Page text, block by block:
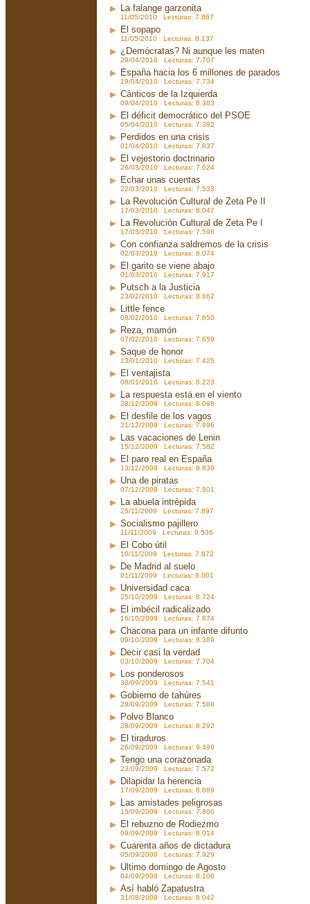
La falange garzonita
11/05/2010 Lecturas: 7.867
El sopapo
11/05/2010 Lecturas: 8.137
¿Demócratas? Ni aunque les maten
29/04/2010 Lecturas: 7.707
España hacia los 6 millones de parados
19/04/2010 Lecturas: 7.734
Cánticos de la Izquierda
09/04/2010 Lecturas: 8.383
El déficit democrático del PSOE
05/04/2010 Lecturas: 7.382
Perdidos en una crisis
01/04/2010 Lecturas: 7.837
El vejestorio doctrinario
26/03/2010 Lecturas: 7.624
Echar unas cuentas
22/03/2010 Lecturas: 7.533
La Revolución Cultural de Zeta Pe II
17/03/2010 Lecturas: 8.047
La Revolución Cultural de Zeta Pe I
17/03/2010 Lecturas: 7.598
Con confianza saldremos de la crisis
02/03/2010 Lecturas: 8.074
El garito se viene abajo
01/03/2010 Lecturas: 7.917
Putsch a la Justicia
23/02/2010 Lecturas: 8.862
Little fence
08/02/2010 Lecturas: 7.650
Reza, mamón
07/02/2010 Lecturas: 7.659
Saque de honor
13/01/2010 Lecturas: 7.425
El ventajista
08/01/2010 Lecturas: 8.223
La respuesta está en el viento
28/12/2009 Lecturas: 8.098
El desfile de los vagos
21/12/2009 Lecturas: 7.996
Las vacaciones de Lenin
15/12/2009 Lecturas: 7.582
El paro real en España
13/12/2009 Lecturas: 9.839
Una de piratas
07/12/2009 Lecturas: 7.801
La abuela intrépida
25/11/2009 Lecturas: 7.897
Socialismo pajillero
11/11/2009 Lecturas: 9.536
El Cobo útil
10/11/2009 Lecturas: 7.672
De Madrid al suelo
01/11/2009 Lecturas: 8.001
Universidad caca
25/10/2009 Lecturas: 8.724
El imbécil radicalizado
16/10/2009 Lecturas: 7.874
Chacona para un infante difunto
09/10/2009 Lecturas: 8.389
Decir casi la verdad
03/10/2009 Lecturas: 7.704
Los ponderosos
30/09/2009 Lecturas: 7.541
Gobierno de tahúres
29/09/2009 Lecturas: 7.588
Polvo Blanco
28/09/2009 Lecturas: 8.292
El tiraduros
26/09/2009 Lecturas: 9.498
Tengo una corazonada
23/09/2009 Lecturas: 7.572
Dilapidar la herencia
17/09/2009 Lecturas: 8.889
Las amistades peligrosas
15/09/2009 Lecturas: 7.800
El rebuzno de Rodiezmo
09/09/2009 Lecturas: 8.014
Cuarenta años de dictadura
05/09/2009 Lecturas: 7.929
Ultimo domingo de Agosto
04/09/2009 Lecturas: 8.106
Así habló Zapatustra
31/08/2009 Lecturas: 8.042